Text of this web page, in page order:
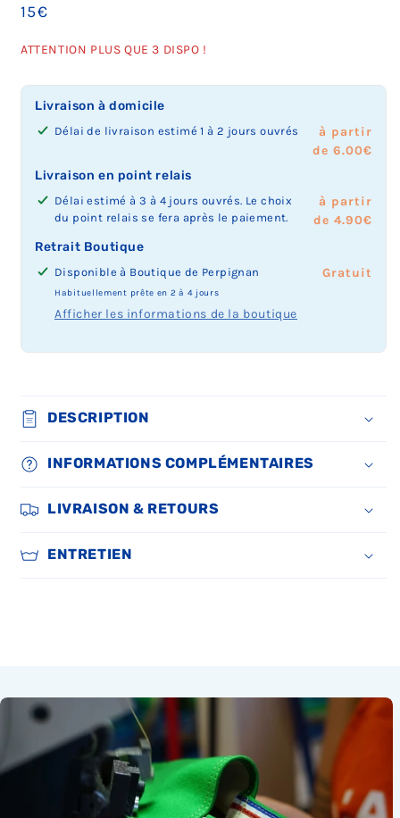
Prix
15€
ATTENTION PLUS QUE 3 DISPO !
Livraison à domicile
Délai de livraison estimé 1 à 2 jours ouvrés
à partir
de 6.00€
Livraison en point relais
Délai estimé à 3 à 4 jours ouvrés. Le choix
du point relais se fera après le paiement.
à partir
de 4.90€
Retrait Boutique
Disponible à Boutique de Perpignan
Habituellement prête en 2 à 4 jours
Afficher les informations de la boutique
Prix
Gratuit
DESCRIPTION
INFORMATIONS COMPLÉMENTAIRES
LIVRAISON & RETOURS
ENTRETIEN